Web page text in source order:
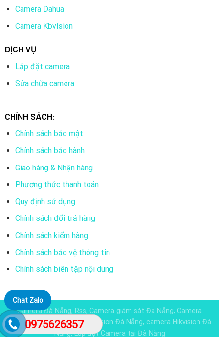
Camera Dahua
Camera Kbvision
DỊCH VỤ
Lắp đặt camera
Sửa chữa camera
CHÍNH SÁCH:
Chính sách bảo mật
Chính sách bảo hành
Giao hàng & Nhận hàng
Phương thức thanh toán
Quy định sử dụng
Chính sách đổi trả hàng
Chính sách kiểm hàng
Chính sách bảo vệ thông tin
Chính sách biên tập nội dung
Camera Đà Nẵng, Rss, Camera giám sát Đà Nẵng, Camera
Dahua đà nẵng, Camera KBvision Đà Nẵng, camera Hikvision Đà
Nẵng, Lắp đặt Camera tại Đà Nẵng
Chat Zalo
0975626357